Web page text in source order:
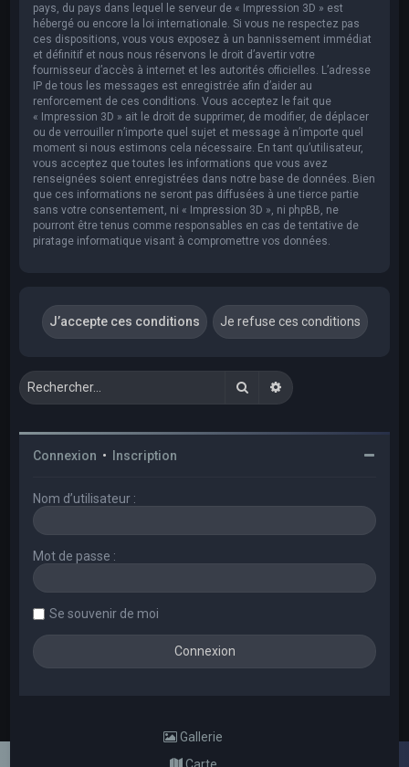
pays, du pays dans lequel le serveur de « Impression 3D » est
hébergé ou encore la loi internationale. Si vous ne respectez pas
ces dispositions, vous vous exposez à un bannissement immédiat
et définitif et nous nous réservons le droit d’avertir votre
fournisseur d’accès à internet et les autorités officielles. L’adresse
IP de tous les messages est enregistrée afin d’aider au
renforcement de ces conditions. Vous acceptez le fait que
« Impression 3D » ait le droit de supprimer, de modifier, de déplacer
ou de verrouiller n’importe quel sujet et message à n’importe quel
moment si nous estimons cela nécessaire. En tant qu’utilisateur,
vous acceptez que toutes les informations que vous avez
renseignées soient enregistrées dans notre base de données. Bien
que ces informations ne seront pas diffusées à une tierce partie
sans votre consentement, ni « Impression 3D », ni phpBB, ne
pourront être tenus comme responsables en cas de tentative de
piratage informatique visant à compromettre vos données.
RechercherRecherche avancée
Connexion • Inscription
Nom d’utilisateur :
Mot de passe :
Se souvenir de moi
Gallerie
Carte